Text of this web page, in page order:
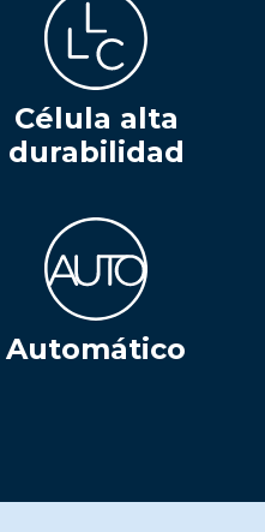
Célula alta
durabilidad
Automático